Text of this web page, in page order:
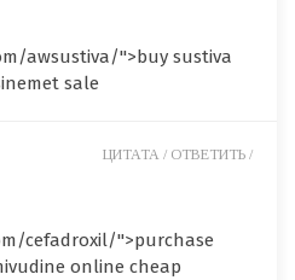
awsustiva/">buy sustiva
sale
cefadroxil/">purchase
online cheap
ЦИТАТА / ОТВЕТИТЬ /